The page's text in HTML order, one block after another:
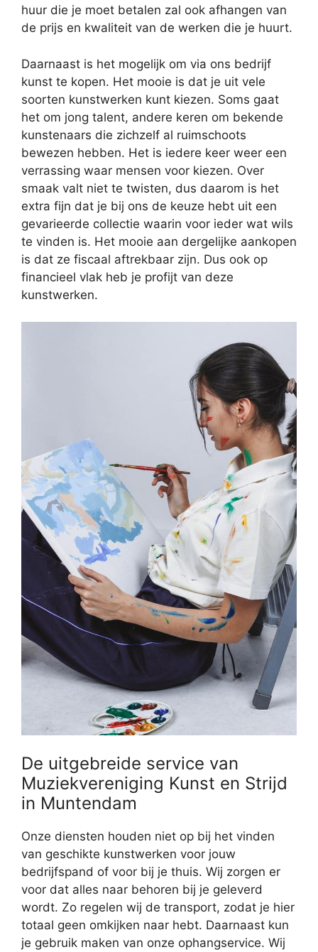
huur die je moet betalen zal ook afhangen van
de prijs en kwaliteit van de werken die je huurt.
Daarnaast is het mogelijk om via ons bedrijf
kunst te kopen. Het mooie is dat je uit vele
soorten kunstwerken kunt kiezen. Soms gaat
het om jong talent, andere keren om bekende
kunstenaars die zichzelf al ruimschoots
bewezen hebben. Het is iedere keer weer een
verrassing waar mensen voor kiezen. Over
smaak valt niet te twisten, dus daarom is het
extra fijn dat je bij ons de keuze hebt uit een
gevarieerde collectie waarin voor ieder wat wils
te vinden is. Het mooie aan dergelijke aankopen
is dat ze fiscaal aftrekbaar zijn. Dus ook op
financieel vlak heb je profijt van deze
kunstwerken.
De uitgebreide service van
Muziekvereniging Kunst en Strijd
in Muntendam
Onze diensten houden niet op bij het vinden
van geschikte kunstwerken voor jouw
bedrijfspand of voor bij je thuis. Wij zorgen er
voor dat alles naar behoren bij je geleverd
wordt. Zo regelen wij de transport, zodat je hier
totaal geen omkijken naar hebt. Daarnaast kun
je gebruik maken van onze ophangservice. Wij